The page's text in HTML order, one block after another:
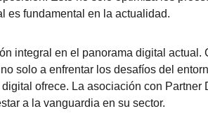
es fundamental en la actualidad.
integral en el panorama digital actual.
solo a enfrentar los desafíos del
ofrece. La asociación con Partner
a la vanguardia en su sector.